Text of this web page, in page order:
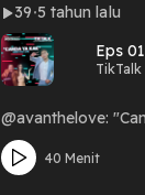
39 5 tahun lalu
Eps
TikTalk
@avanthelove:
40 Menit